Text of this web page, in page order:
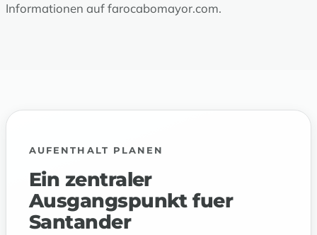
Informationen auf farocabomayor.com.
AUFENTHALT PLANEN
Ein zentraler
Ausgangspunkt fuer
Santander